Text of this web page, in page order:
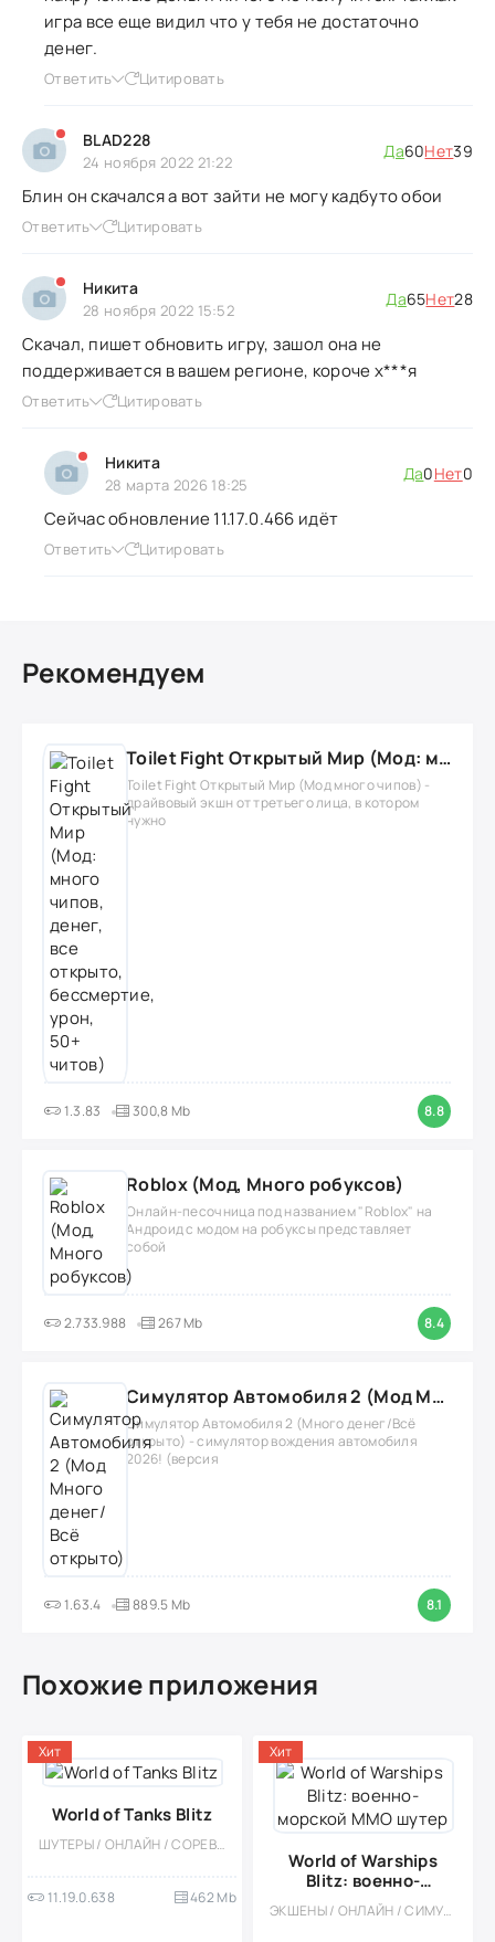
игра все еще видил что у тебя не достаточно
денег.
Ответить Цитировать
ВLАD228
24 ноября 2022 21:22
Да60Нет39
Блин он скачался а вот зайти не могу кадбуто обои
Ответить Цитировать
Никита
28 ноября 2022 15:52
Да65Нет28
Скачал, пишет обновить игру, зашол она не
поддерживается в вашем регионе, короче х***я
Ответить Цитировать
Никита
28 марта 2026 18:25
Да0Нет0
Сейчас обновление 11.17.0.466 идёт
Ответить Цитировать
Рекомендуем
Toilet Fight Открытый Мир (Мод: много чипов, денег, все открыто, бессмертие, урон, 50+ читов)
Toilet Fight Открытый Мир (Мод много чипов) -
драйвовый экшн от третьего лица, в котором
нужно
1.3.83 300,8 Mb 8.8
Roblox (Мод, Много робуксов)
Онлайн-песочница под названием "Roblox" на
Андроид с модом на робуксы представляет
собой
2.733.988 267 Mb 8.4
Симулятор Автомобиля 2 (Мод Много денег/Всё открыто)
Симулятор Автомобиля 2 (Много денег/Всё
открыто) - симулятор вождения автомобиля
2026! (версия
1.63.4 889.5 Mb 8.1
Похожие приложения
World of Tanks Blitz
ШУТЕРЫ / ОНЛАЙН / СОРЕВНОВАТЕЛЬНАЯ / МНОГОПОЛЬЗОВАТЕЛЬСКАЯ / КАЗУАЛЬНЫЕ / ЭКШЕНЫ / ТАНКИ / РЕАЛИЗМ / PVP
11.19.0.638 462 Mb
Хит
World of Warships
Blitz: военно-
морской MMO шутерЭКШЕНЫ / ОНЛАЙН / СИМУЛЯТОРЫ / МНОГОПОЛЬЗОВАТЕЛЬСКАЯ / СОРЕВНОВАТЕЛЬНАЯ / ШУТЕРЫ / КАЗУАЛЬНЫЕ / РЕАЛИЗМ / ОДНОПОЛЬЗОВАТЕЛЬСКИЕ / 3D / МОД
Хит